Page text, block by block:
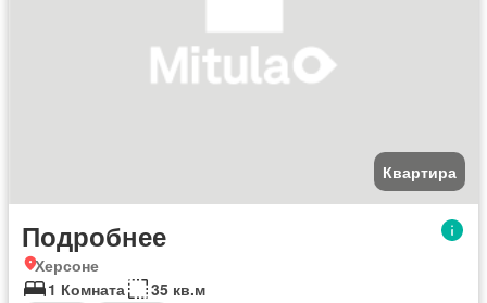
Квартира
Подробнее
Херсоне
1 Комната
35 кв.м